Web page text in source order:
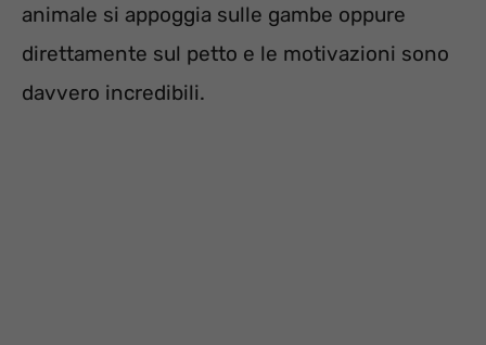
animale si appoggia sulle gambe oppure
direttamente sul petto e le motivazioni sono
davvero incredibili.